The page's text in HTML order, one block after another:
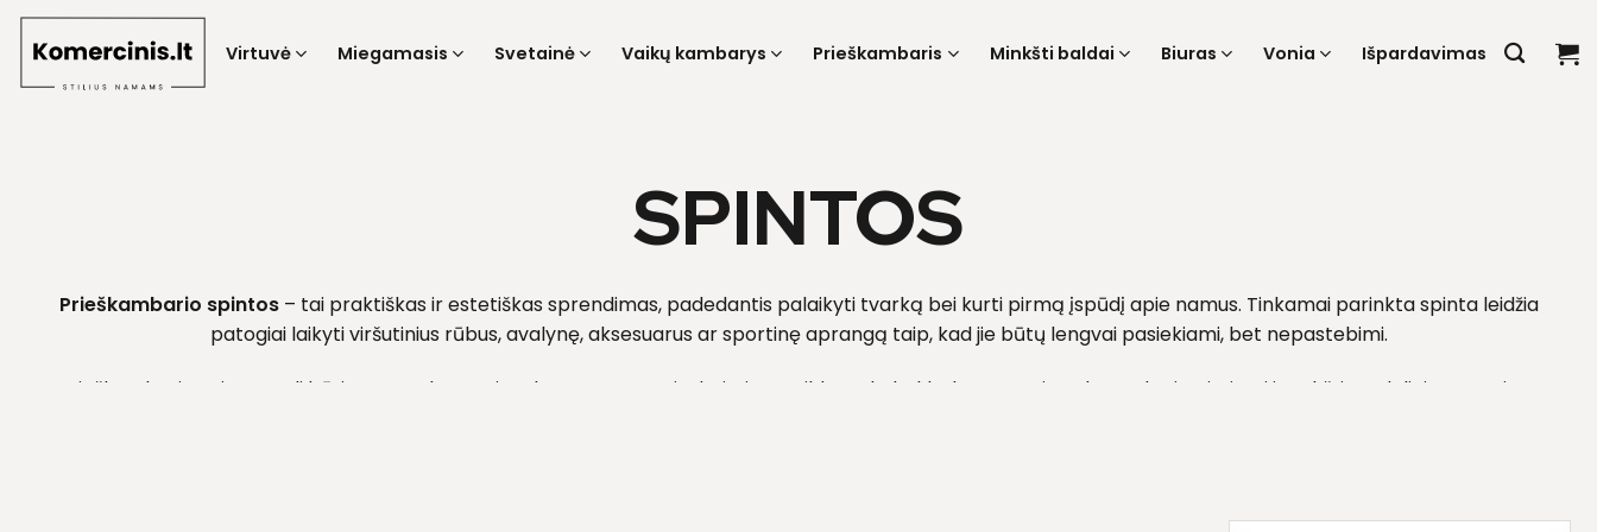
Skip
Virtuvė Miegamasis Svetainė Vaikų kambarys Prieškambaris Minkšti baldai Biuras Vonia Išpardavimas
SPINTOS
Prieškambario spintos– tai praktiškas ir estetiškas sprendimas, padedantis palaikyti tvarką bei kurti pirmą įspūdį apie namus. Tinkamai parinkta spinta leidžia
patogiai laikyti viršutinius rūbus, avalynę, aksesuarus ar sportinę aprangą taip, kad jie būtų lengvai pasiekiami, bet nepastebimi.
Prieškambario spintos gali būti su stumdomomis arba varstomomis durimis, papildytos kabykla, lentynomis ar batų skyriumi. Siauri ir aukšti modeliai taupo vietą